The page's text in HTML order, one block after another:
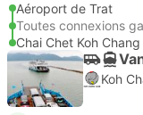
Aéroport de Trat
Toutes connexions
Chai Chet Koh Chang
Koh